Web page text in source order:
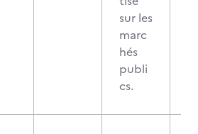
sur les
marc
hés
publi
cs.